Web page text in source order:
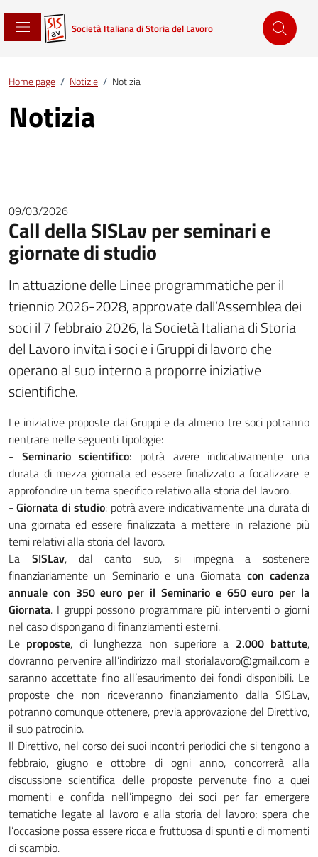
Società Italiana di Storia del Lavoro
Home page / Notizie / Notizia
Notizia
09/03/2026
Call della SISLav per seminari e
giornate di studio
In attuazione delle Linee programmatiche per il
triennio 2026-2028, approvate dall’Assemblea dei
soci il 7 febbraio 2026, la Società Italiana di Storia
del Lavoro invita i soci e i Gruppi di lavoro che
operano al suo interno a proporre iniziative
scientifiche.
Le iniziative proposte dai Gruppi e da almeno tre soci potranno
rientrare nelle seguenti tipologie:
- Seminario scientifico: potrà avere indicativamente una
durata di mezza giornata ed essere finalizzato a focalizzare e
approfondire un tema specifico relativo alla storia del lavoro.
-Giornata di studio: potrà avere indicativamente una durata di
una giornata ed essere finalizzata a mettere in relazione più
temi relativi alla storia del lavoro.
La SISLav, dal canto suo, si impegna a sostenere
finanziariamente un Seminario e una Giornata con cadenza
annuale con 350 euro per il Seminario e 650 euro per la
Giornata. I gruppi possono programmare più interventi o giorni
nel caso dispongano di finanziamenti esterni.
Le proposte, di lunghezza non superiore a 2.000 battute,
dovranno pervenire all’indirizzo mail storialavoro@gmail.com e
saranno accettate fino all’esaurimento dei fondi disponibili. Le
proposte che non riceveranno finanziamento dalla SISLav,
potranno comunque ottenere, previa approvazione del Direttivo,
il suo patrocinio.
Il Direttivo, nel corso dei suoi incontri periodici che si tengono a
febbraio, giugno e ottobre di ogni anno, concorrerà alla
discussione scientifica delle proposte pervenute fino a quei
momenti e confida nell’impegno dei soci per far emergere
tematiche legate al lavoro e alla storia del lavoro; spera che
l’occasione possa essere ricca e fruttuosa di spunti e di momenti
di scambio.